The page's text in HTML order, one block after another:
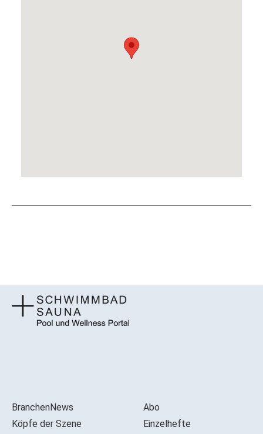
BranchenNews
Köpfe der Szene
Abo
Einzelhefte